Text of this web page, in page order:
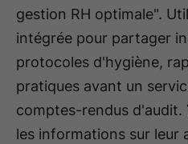
gestion RH optimale".
intégrée pour partager
protocoles d'hygiène,
pratiques avant un
comptes-rendus d'audit.
les informations sur leur